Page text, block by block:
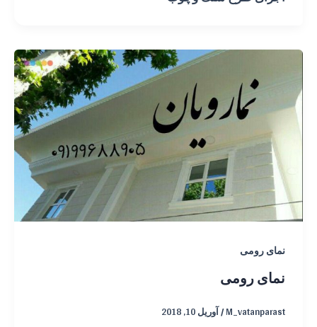
نمای رومی
نمای رومی
M_vatanparast
/آوریل 10, 2018